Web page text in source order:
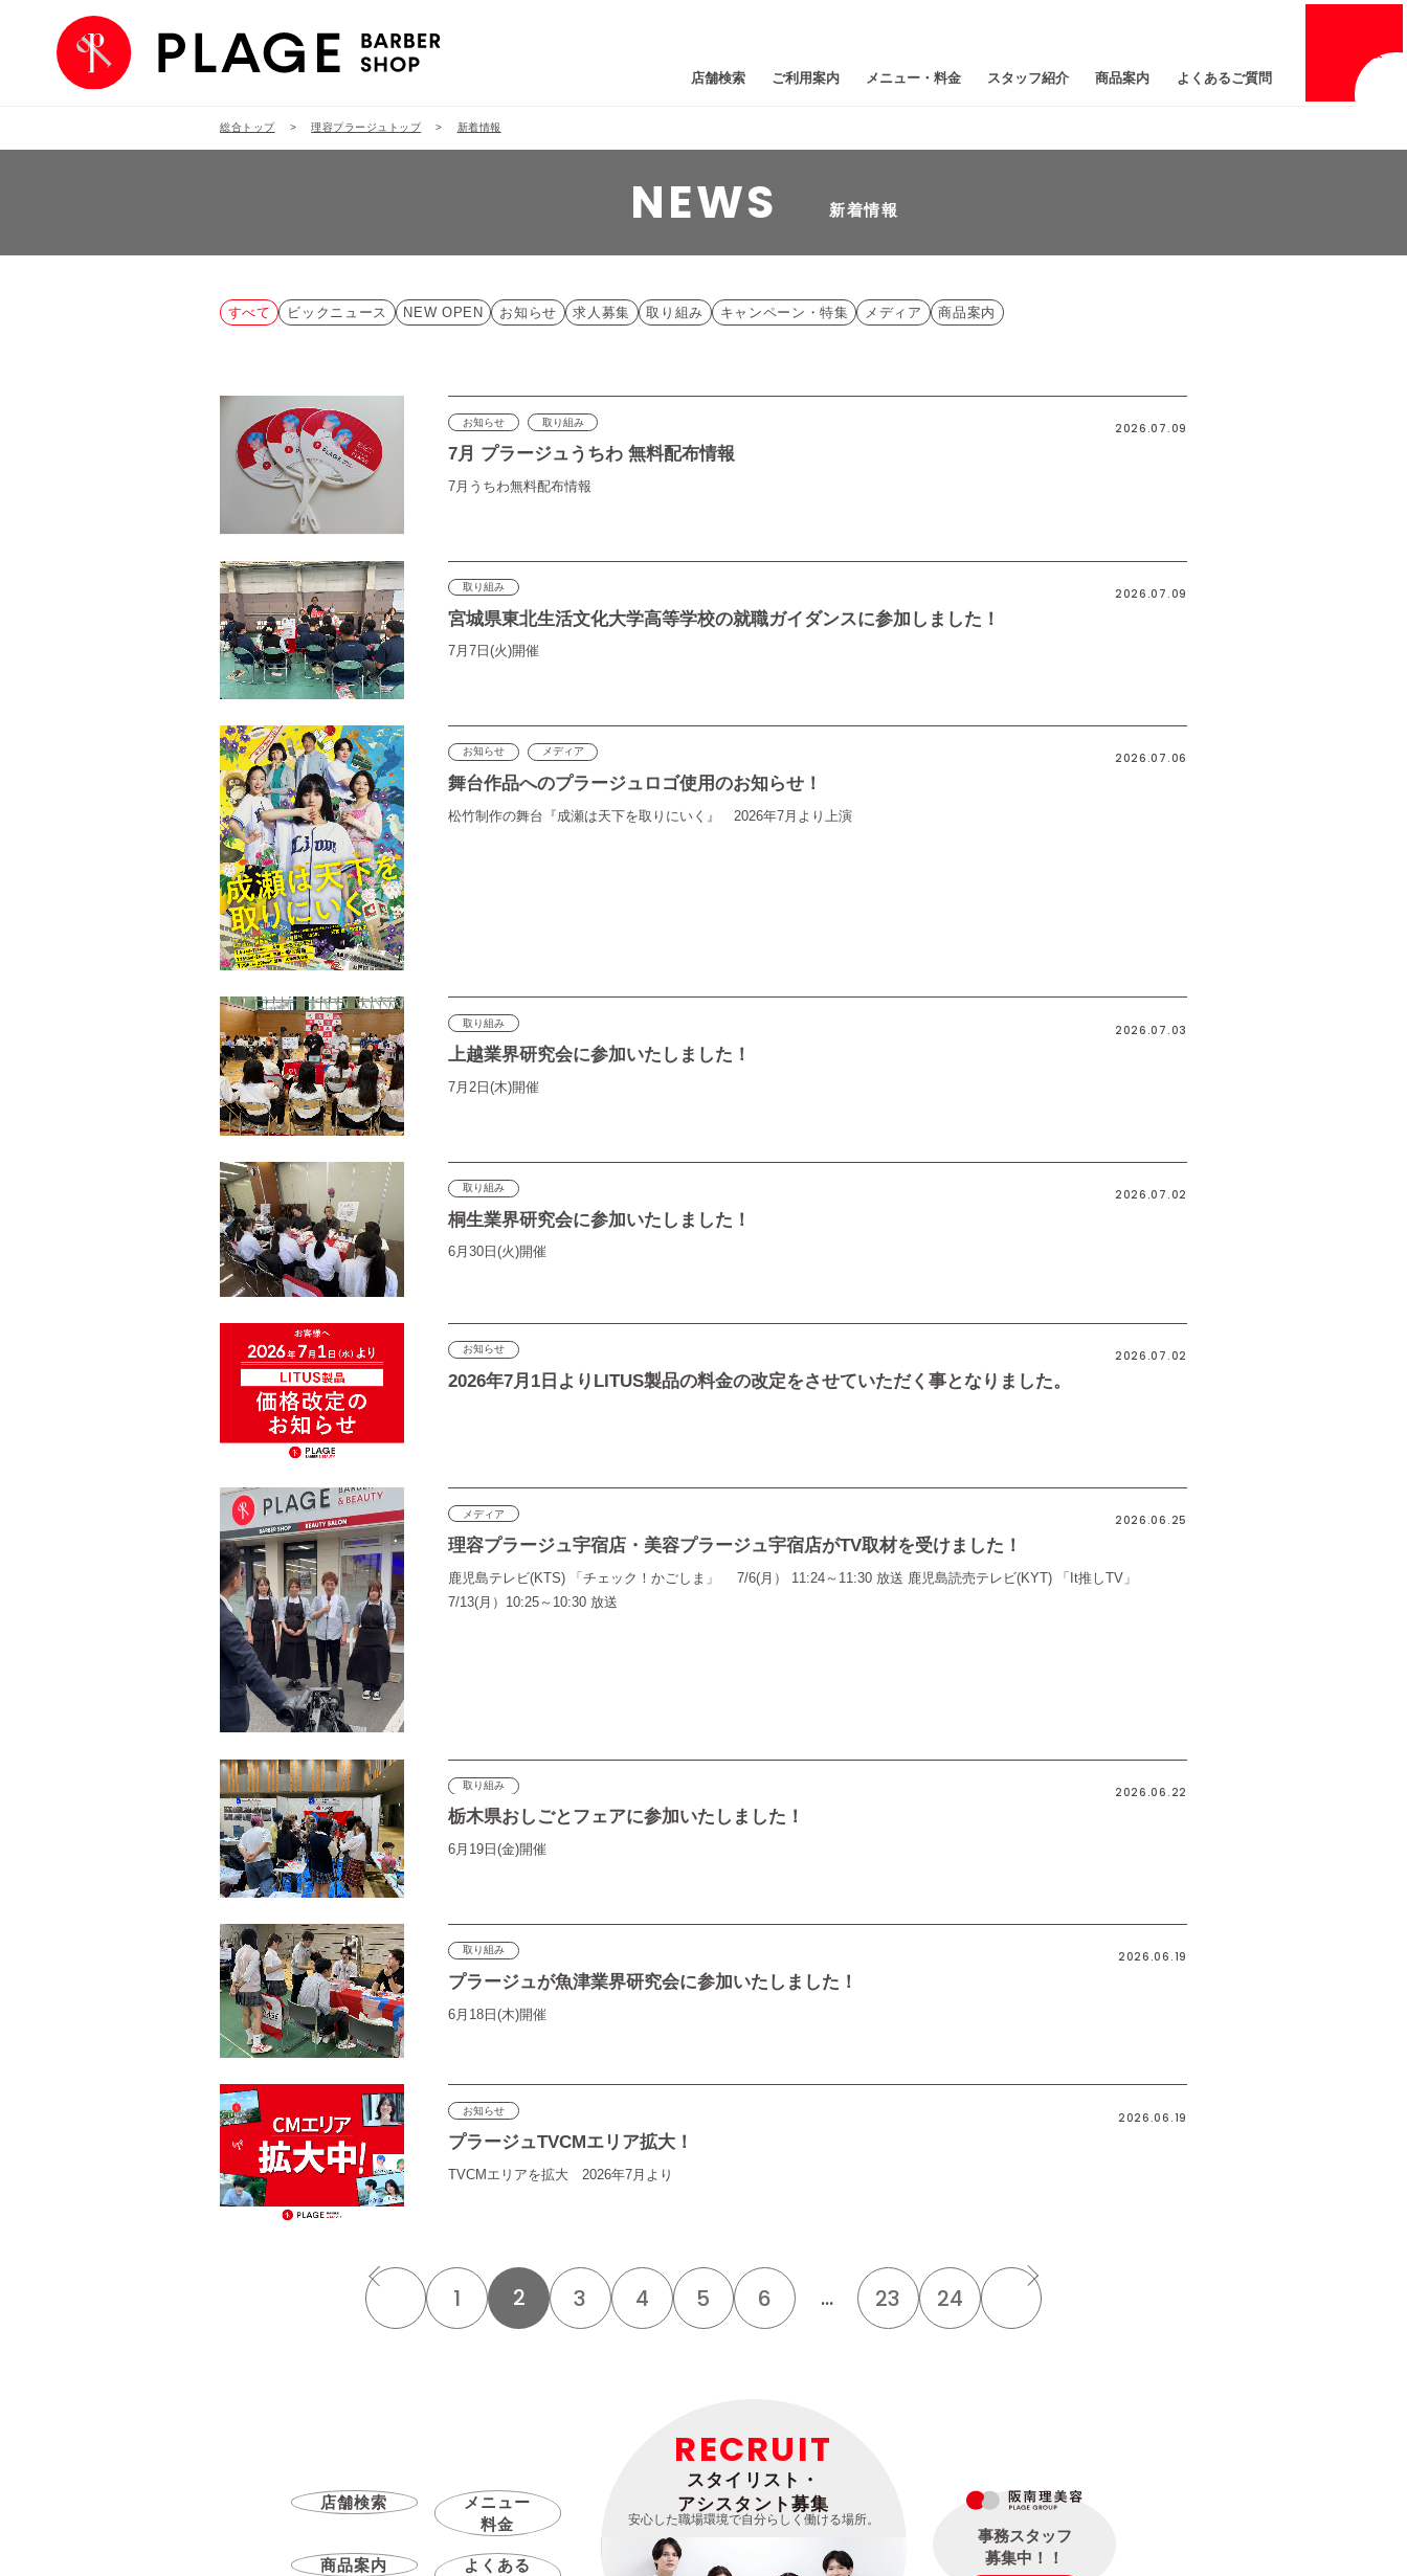
情報
店舗検索 ご利用案内 メニュー・料金 スタッフ紹介 商品案内 よくあるご質問
総合トップ 理容プラージュトップ 新着情報
NEWS 新着情報
すべて ビックニュース NEW OPEN お知らせ 求人募集 取り組み キャンペーン・特集 メディア 商品案内
お知らせ 取り組み 2026.07.09
7月 プラージュうちわ 無料配布情報
7月うちわ無料配布情報
取り組み 2026.07.09
宮城県東北生活文化大学高等学校の就職ガイダンスに参加しました！
7月7日(火)開催
お知らせ メディア 2026.07.06
舞台作品へのプラージュロゴ使用のお知らせ！
松竹制作の舞台『成瀬は天下を取りにいく』 2026年7月より上演
取り組み 2026.07.03
上越業界研究会に参加いたしました！
7月2日(木)開催
取り組み 2026.07.02
桐生業界研究会に参加いたしました！
6月30日(火)開催
お知らせ 2026.07.02
2026年7月1日よりLITUS製品の料金の改定をさせていただく事となりました。
メディア 2026.06.25
理容プラージュ宇宿店・美容プラージュ宇宿店がTV取材を受けました！
鹿児島テレビ(KTS) 「チェック！かごしま」 7/6(月） 11:24～11:30 放送 鹿児島読売テレビ(KYT) 「It推しTV」
7/13(月）10:25～10:30 放送
取り組み 2026.06.22
栃木県おしごとフェアに参加いたしました！
6月19日(金)開催
取り組み 2026.06.19
プラージュが魚津業界研究会に参加いたしました！
6月18日(木)開催
お知らせ 2026.06.19
プラージュTVCMエリア拡大！
TVCMエリアを拡大 2026年7月より
1 2 3 4 5 6 ... 23 24
店舗検索
メニュー
料金
商品案内
よくある
RECRUIT
スタイリスト・
アシスタント募集
安心した職場環境で自分らしく働ける場所。
事務スタッフ
募集中！！